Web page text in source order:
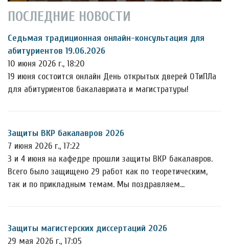
ПОСЛЕДНИЕ НОВОСТИ
Седьмая традиционная онлайн-консультация для
абитуриентов 19.06.2026
10 июня 2026 г., 18:20
19 июня состоится онлайн День открытых дверей ОТиПЛа
для абитуриентов бакалавриата и магистратуры!
Защиты ВКР бакалавров 2026
7 июня 2026 г., 17:22
3 и 4 июня на кафедре прошли защиты ВКР бакалавров.
Всего было защищено 29 работ как по теоретическим,
так и по прикладным темам. Мы поздравляем…
Защиты магистерских диссертаций 2026
29 мая 2026 г., 17:05